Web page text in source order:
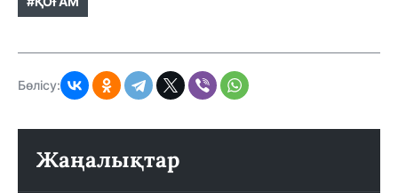
Бөлісу:
Жаңалықтар